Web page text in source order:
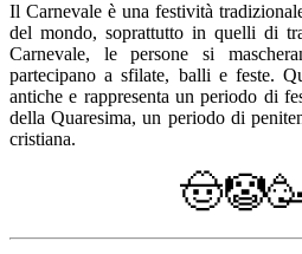
Il Carnevale è una festività
del mondo, soprattutto in quelli di
Carnevale, le persone si
partecipano a sfilate, balli e feste.
antiche e rappresenta un periodo di
della Quaresima, un periodo di
cristiana.